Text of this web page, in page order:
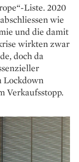
Liste. 2020
wie
und die damit
wirkten zwar
doch da
Lockdown
Verkaufsstopp.